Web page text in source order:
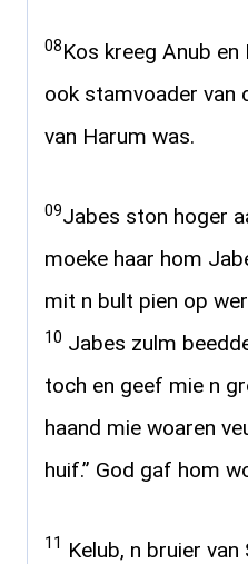
08Kos kreeg Anub
ook stamvoader van
van Harum was.
09Jabes ston hoger
moeke haar hom
mit n bult pien op
10 Jabes zulm
toch en geef mie n
haand mie woaren
huif.” God gaf hom
11 Kelub, n bruier